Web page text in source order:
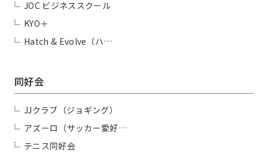
JOC ビジネススクール
KYO＋
Hatch & Evolve（ハ…
同好会
JJクラブ（ジョギング）
アズーロ（サッカー愛好…
テニス同好会